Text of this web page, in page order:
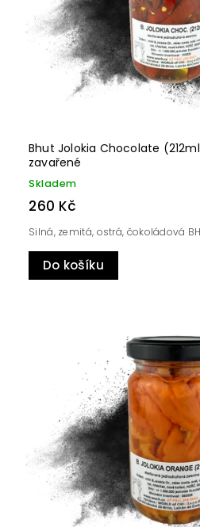
Bhut Jolokia Chocolate
zavařené
Skladem
260 Kč
Do košíku
Silná, zemitá, ostrá, čokoládová